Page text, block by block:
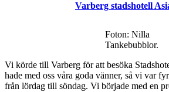
Varberg stadshotell
Foton: Nilla
Tankebubblor.
Vi körde till Varberg för att besöka
hade med oss våra goda vänner, så vi var
från lördag till söndag. Vi började med en